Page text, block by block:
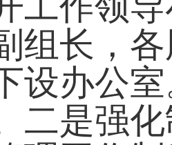
组长，
设办公
二是强